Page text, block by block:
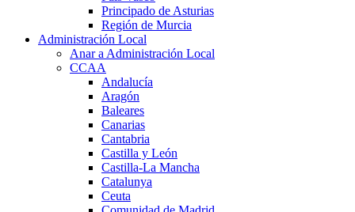
Principado de Asturias
Región de Murcia
Administración Local
Anar a Administración Local
CCAA
Andalucía
Aragón
Baleares
Canarias
Cantabria
Castilla y León
Castilla-La Mancha
Catalunya
Ceuta